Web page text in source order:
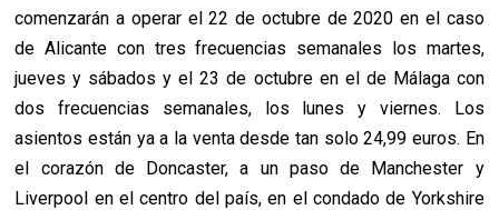
comenzarán a operar el 22 de octubre de 2020 en el caso
de Alicante con tres frecuencias semanales los martes,
jueves y sábados y el 23 de octubre en el de Málaga con
dos frecuencias semanales, los lunes y viernes. Los
asientos están ya a la venta desde tan solo 24,99 euros. En
el corazón de Doncaster, a un paso de Manchester y
Liverpool en el centro del país, en el condado de Yorkshire